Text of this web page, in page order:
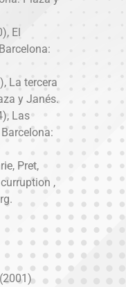
El
La tercera
y Janés.
Las
Pret,
,